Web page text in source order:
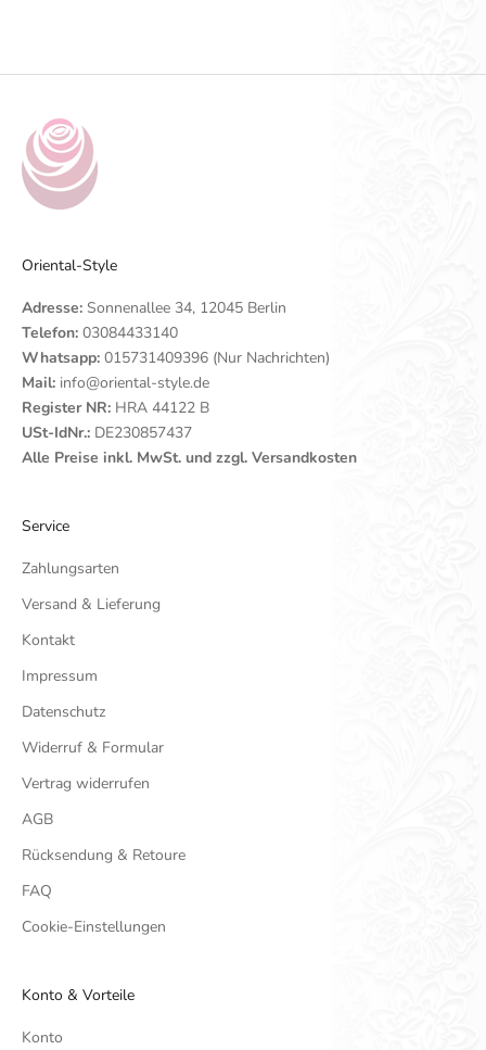
Oriental-Style
Adresse: Sonnenallee 34, 12045 Berlin
Telefon: 03084433140
Whatsapp: 015731409396 (Nur Nachrichten)
Mail: info@oriental-style.de
Register NR: HRA 44122 B
USt-IdNr.: DE230857437
Alle Preise inkl. MwSt. und zzgl. Versandkosten
Service
Zahlungsarten
Versand & Lieferung
Kontakt
Impressum
Datenschutz
Widerruf & Formular
Vertrag widerrufen
AGB
Rücksendung & Retoure
FAQ
Cookie-Einstellungen
Konto & Vorteile
Konto